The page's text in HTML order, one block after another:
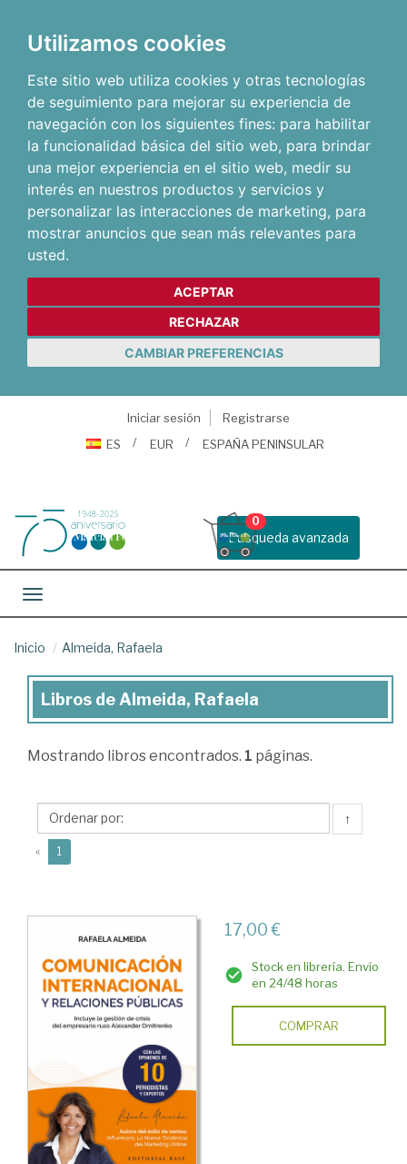
Utilizamos cookies
Este sitio web utiliza cookies y otras tecnologías
de seguimiento para mejorar su experiencia de
navegación con los siguientes fines: para habilitar
la funcionalidad básica del sitio web, para brindar
una mejor experiencia en el sitio web, medir su
interés en nuestros productos y servicios y
personalizar las interacciones de marketing, para
mostrar anuncios que sean más relevantes para
usted.
ACEPTAR
RECHAZAR
CAMBIAR PREFERENCIAS
Iniciar sesión
Registrarse
ES
EUR ESPAÑA PENINSULAR
Busqueda avanzada
0
Toggle navigation
Inicio Almeida, Rafaela
Libros
Almeida,
Libros de Almeida, Rafaela
Mostrando libros encontrados. 1 páginas.
↑
« 1
17,00 €
Stock en librería. Envío
en 24/48 horas
COMPRAR